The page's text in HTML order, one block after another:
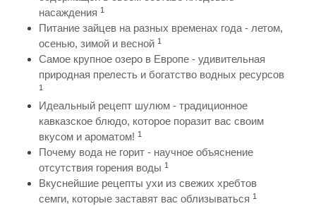
насаждения 1
Питание зайцев на разных временах года - летом,
осенью, зимой и весной 1
Самое крупное озеро в Европе - удивительная
природная прелесть и богатство водных ресурсов
1
Идеальный рецепт шулюм - традиционное
кавказское блюдо, которое поразит вас своим
вкусом и ароматом! 1
Почему вода не горит - научное объяснение
отсутствия горения воды 1
Вкуснейшие рецепты ухи из свежих хребтов
семги, которые заставят вас облизываться 1